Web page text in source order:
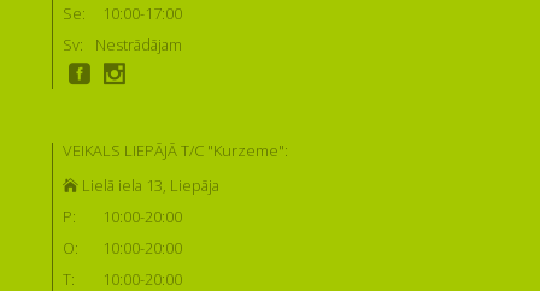
Se:
10:00-17:00
Sv:
Nestrādājam
VEIKALS LIEPĀJĀ T/C "Kurzeme":
Lielā iela 13, Liepāja
P:
10:00-20:00
O:
10:00-20:00
T:
10:00-20:00